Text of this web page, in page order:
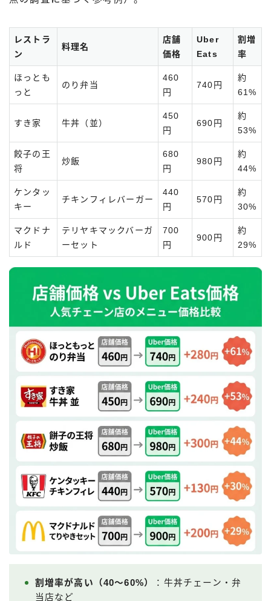
レストラ
ン
料理名
店舗
価格
Uber
Eats
割増
率
ほっとも
っと
のり弁当
460
円
740円
約
61%
すき家 牛丼（並）
450
円
690円
約
53%
餃子の王
将
炒飯
680
円
980円
約
44%
ケンタッ
キー
チキンフィレバーガー
440
円
570円
約
30%
マクドナ
ルド
テリヤキマックバーガ
ーセット
700
円
900円
約
29%
割増率が高い（40〜60%）
：牛丼チェーン・弁
当店など